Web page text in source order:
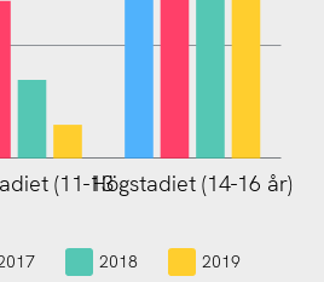
Mellanstadiet (11-13
(11-13Högstadiet (14-16 år)
2018 2019